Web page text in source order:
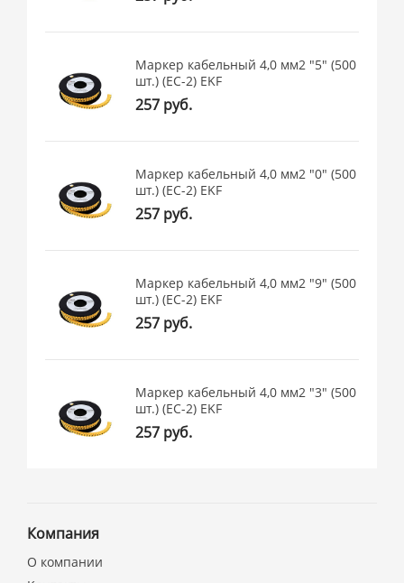
Маркер кабельный 4,0 мм2 "5" (500
шт.) (ЕС-2) EKF
257 руб.
Маркер кабельный 4,0 мм2 "0" (500
шт.) (ЕС-2) EKF
257 руб.
Маркер кабельный 4,0 мм2 "9" (500
шт.) (ЕС-2) EKF
257 руб.
Маркер кабельный 4,0 мм2 "3" (500
шт.) (ЕС-2) EKF
257 руб.
Компания
О компании